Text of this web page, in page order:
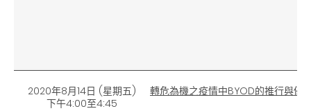
2020年8月14日 (星期五)
下午4:00至4:45
轉危為機之疫情中BYOD的推行與優